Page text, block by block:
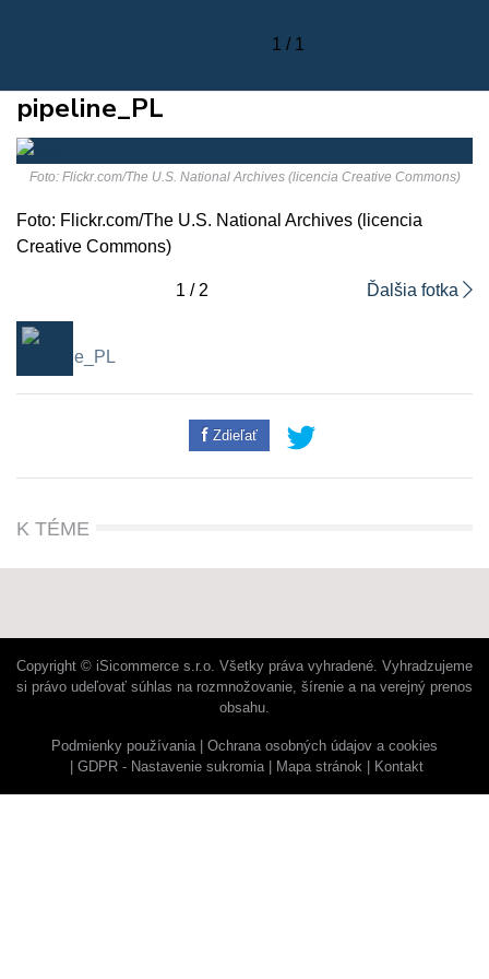
1 / 1
pipeline_PL
Foto: Flickr.com/The U.S. National Archives (licencia Creative Commons)
Foto: Flickr.com/The U.S. National Archives (licencia
Creative Commons)
1 / 2 Ďalšia fotka
Zdieľať
K TÉME
Copyright © iSicommerce s.r.o. Všetky práva vyhradené. Vyhradzujeme
si právo udeľovať súhlas na rozmnožovanie, šírenie a na verejný prenos
obsahu.
Podmienky používania
Ochrana osobných údajov a cookies
GDPR - Nastavenie sukromia
Mapa stránok Kontakt